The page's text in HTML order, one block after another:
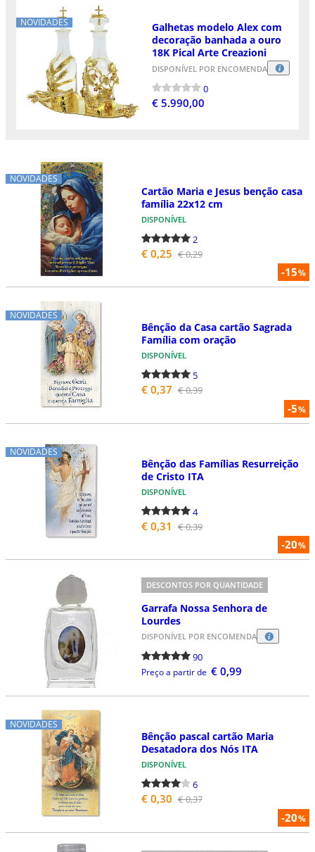
NOVIDADES
Galhetas modelo Alex com
decoração banhada a ouro
18K Pical Arte Creazioni
DISPONÍVEL POR ENCOMENDA
0
€ 5.990,00
NOVIDADES
-15%
Cartão Maria e Jesus benção casa
família 22x12 cm
DISPONÍVEL
2
€ 0,25 € 0,29
NOVIDADES
-5%
Bênção da Casa cartão Sagrada
Família com oração
DISPONÍVEL
5
€ 0,37 € 0,39
NOVIDADES
-20%
Bênção das Famílias Resurreição
de Cristo ITA
DISPONÍVEL
4
€ 0,31 € 0,39
DESCONTOS POR QUANTIDADE
Garrafa Nossa Senhora de
Lourdes
DISPONÍVEL POR ENCOMENDA
90
Preço a partir de € 0,99
NOVIDADES
-20%
Bênção pascal cartão Maria
Desatadora dos Nós ITA
DISPONÍVEL
6
€ 0,30 € 0,37